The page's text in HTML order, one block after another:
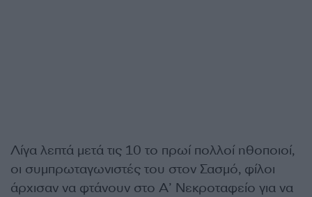
Λίγα λεπτά μετά τις 10 το πρωί πολλοί ηθοποιοί,
οι συμπρωταγωνιστές του στον Σασμό, φίλοι
άρχισαν να φτάνουν στο Α’ Νεκροταφείο για να